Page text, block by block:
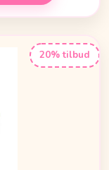
20% tilbud